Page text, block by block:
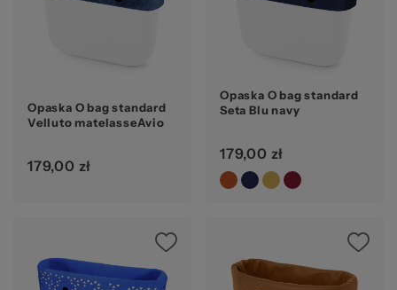
Opaska O bag standard
Velluto matelasseAvio
179,00 zł
Opaska O bag standard
Seta Blu navy
179,00 zł